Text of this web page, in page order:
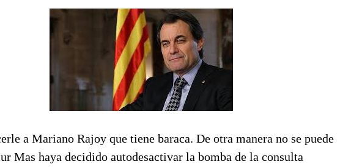
a Mariano Rajoy que tiene baraca. De otra manera no se puede
Mas haya decidido autodesactivar la bomba de la consulta